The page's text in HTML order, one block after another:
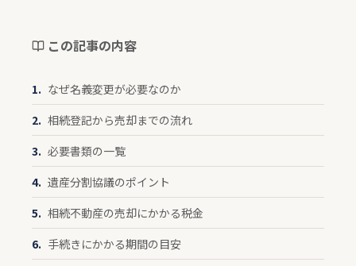
この記事の内容
なぜ名義変更が必要なのか
相続登記から売却までの流れ
必要書類の一覧
遺産分割協議のポイント
相続不動産の売却にかかる税金
手続きにかかる期間の目安